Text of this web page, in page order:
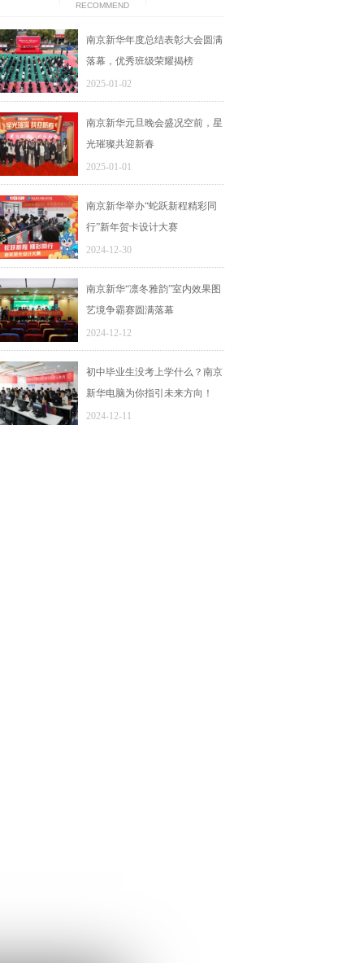
RECOMMEND
南京新华年度总结表彰大会圆满
落幕，优秀班级荣耀揭榜
2025-01-02
南京新华元旦晚会盛况空前，星
光璀璨共迎新春
2025-01-01
南京新华举办“蛇跃新程精彩同
行”新年贺卡设计大赛
2024-12-30
南京新华“凛冬雅韵”室内效果图
艺境争霸赛圆满落幕
2024-12-12
初中毕业生没考上学什么？南京
新华电脑为你指引未来方向！
2024-12-11